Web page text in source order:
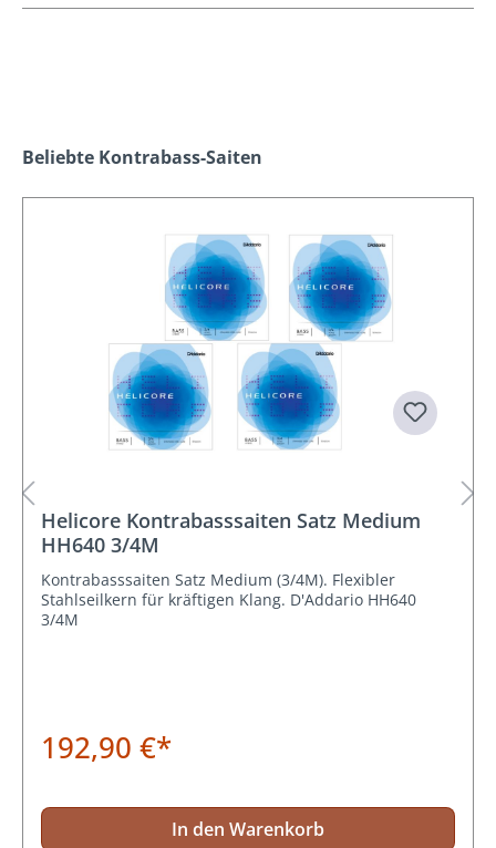
Produktgalerie überspringen
Beliebte Kontrabass-Saiten
Helicore Kontrabasssaiten Satz Medium
HH640 3/4M
Kontrabasssaiten Satz Medium (3/4M). Flexibler
Stahlseilkern für kräftigen Klang. D'Addario HH640
3/4M
192,90 €*
In den Warenkorb